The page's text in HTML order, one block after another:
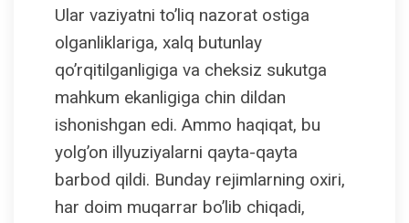
Ular vaziyatni to’liq nazorat ostiga
olganliklariga, xalq butunlay
qo’rqitilganligiga va cheksiz sukutga
mahkum ekanligiga chin dildan
ishonishgan edi. Ammo haqiqat, bu
yolg’on illyuziyalarni qayta-qayta
barbod qildi. Bunday rejimlarning oxiri,
har doim muqarrar bo’lib chiqadi,